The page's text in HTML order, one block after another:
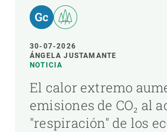
30-07-2026
ÁNGELA JUSTAMANTE
NOTICIA
El calor extremo
emisiones de CO₂ al
"respiración" de los